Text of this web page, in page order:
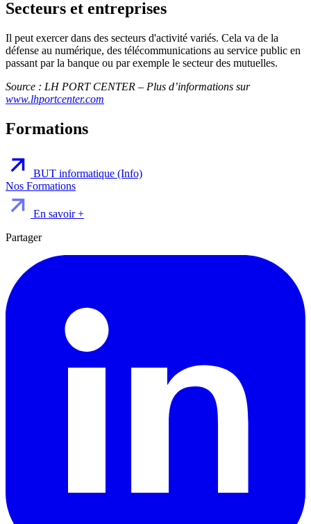
Secteurs et entreprises
Il peut exercer dans des secteurs d'activité variés. Cela va de la
défense au numérique, des télécommunications au service public en
passant par la banque ou par exemple le secteur des mutuelles.
Source : LH PORT CENTER – Plus d’informations sur
www.lhportcenter.com
Formations
BUT informatique (Info)
Nos Formations
En savoir +
Partager